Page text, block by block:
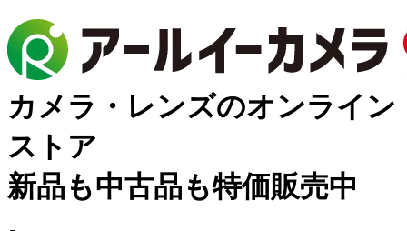
カメラ・レンズのオンライン
ストア
新品も中古品も特価販売中